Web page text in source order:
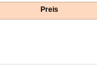
Preis